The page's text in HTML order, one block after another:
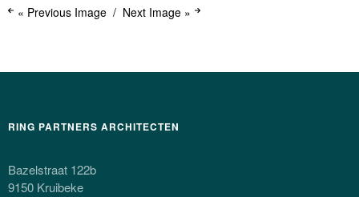
« Previous Image Next Image »
RING PARTNERS ARCHITECTEN
Bazelstraat 122b
9150 Kruibeke